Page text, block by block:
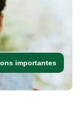
importantes